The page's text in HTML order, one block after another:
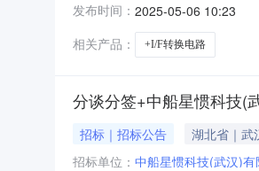
合同采购方式：询价
发布时间： 2025-05-06 10:23
相关产品：
+I/F转换电路
分谈分签+中船星惯科技(
招标｜招标公告 湖北省｜武
招标单位： 中船星惯科技(武汉)有